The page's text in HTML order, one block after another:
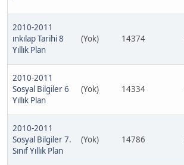
2010-2011
ınkılap Tarihi 8
Yıllık Plan
(Yok) 14374
2010-2011
Sosyal Bilgiler 6
Yıllık Plan
(Yok) 14334
2010-2011
Sosyal Bilgiler 7.
Sınıf Yıllık Plan
(Yok) 14786